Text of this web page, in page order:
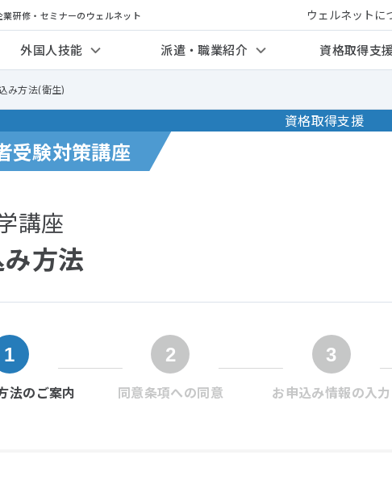
研修・セミナーのウェルネット ウェルネットに
外国人技能 派遣・職業紹介 資格取得支
み方法(衛生)
資格取得支援
受験対策講座
講座
方法
法のご案内 同意条項への同意 お申込み情報の入力